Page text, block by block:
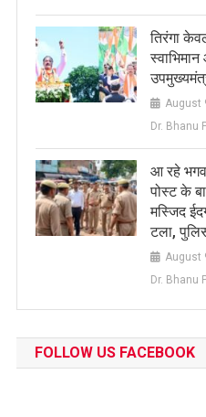
तिरंगा
August
Dr. Bhanu
आ रहे
पोस्ट के
मस्जिद
टला,
August
Dr. Bhanu
FOLLOW US FACEBOOK